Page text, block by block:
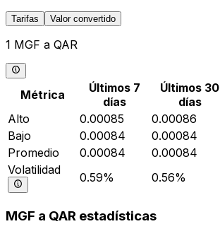
Tarifas Valor convertido
1 MGF a QAR
Métrica
Últimos 7
días
Últimos 30
días
Alto
0.00085 0.00086
Bajo
0.00084 0.00084
Promedio
0.00084 0.00084
Volatilidad
0.59% 0.56%
MGF a QAR estadísticas